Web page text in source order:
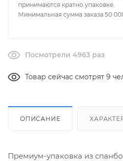
принимаются кратно упаковке.
Минимальная сумма заказа 50
Посмотрели 4963 раз
Товар сейчас смотрят 9
ОПИСАНИЕ
Премиум-упаковка из